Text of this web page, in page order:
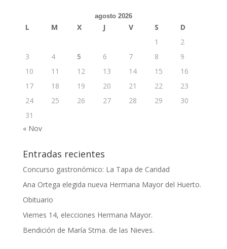
agosto 2026
L M X J V S
D
1
2
3
4 5 6 7 8
9
10
11 12 13 14 15
16
17
18 19 20 21 22
23
24
25 26 27 28 29
30
31
« Nov
Entradas recientes
Concurso gastronómico: La Tapa de Caridad
Ana Ortega elegida nueva Hermana Mayor del Huerto.
Obituario
Viernes 14, elecciones Hermana Mayor.
Bendición de María Stma. de las Nieves.